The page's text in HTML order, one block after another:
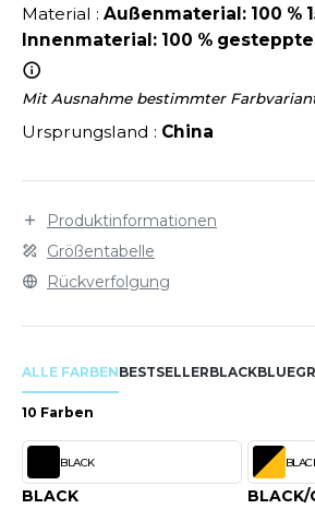
LABEL / TEAR AWAY
HIVIZ
ROW
OF THE LOOM
OF THE LOOM VINTAGE
- BLANKS
Material : Außenmaterial: 100 %
Innenmaterial: 100 %
Mit Ausnahme bestimmter
Ursprungsland : China
Produktinformationen
Größentabelle
Rückverfolgung
ALLE FARBENBESTSELLERBLACKBLUE
10 Farben
BLACK
BLACK
BLACK/